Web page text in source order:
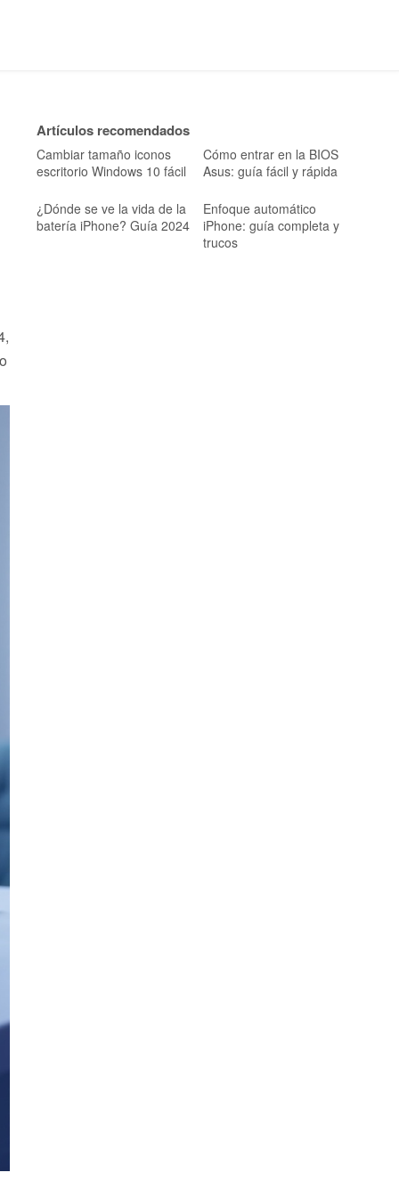
Artículos recomendados
Cambiar tamaño iconos
escritorio Windows 10 fácil
Cómo entrar en la BIOS
Asus: guía fácil y rápida
¿Dónde se ve la vida de la
batería iPhone? Guía 2024
Enfoque automático
iPhone: guía completa y
trucos